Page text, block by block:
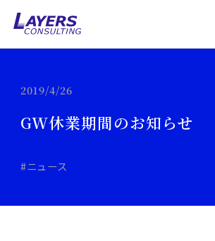
2019/4/26
GW休業期間のお知らせ
#ニュース